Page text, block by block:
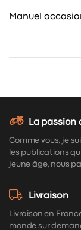
Manuel
La passion
Comme vous, je
les publications
jeune âge, nous
Livraison
Livraison en
monde sur